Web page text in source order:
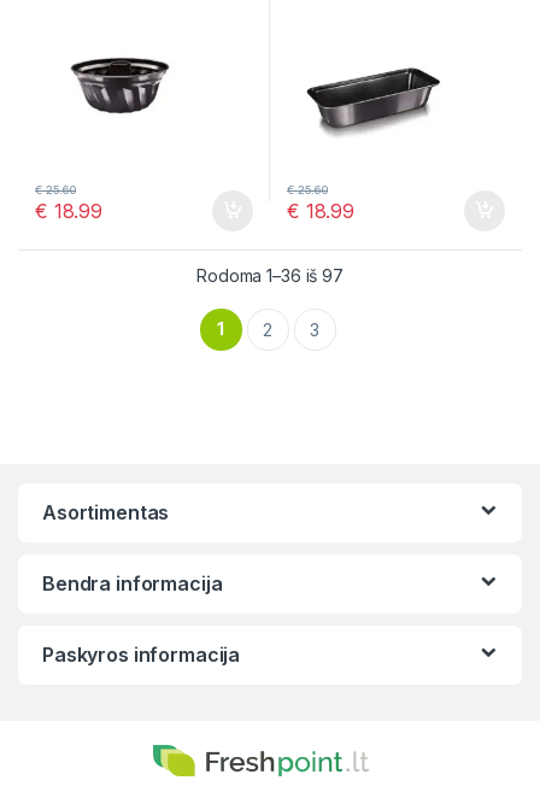
€ 18.99
€25.60
€ 18.99
€25.60
Rodoma 1–36 iš 97Rūšiuojama pagal
1 2 3
Asortimentas
Bendra informacija
Paskyros informacija